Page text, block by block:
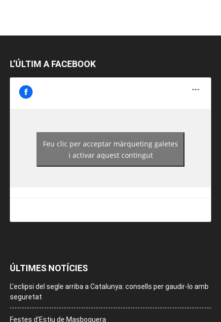
L’ÚLTIM A FACEBOOK
https://www.facebook.com/guiadereus/
Feu clic per acceptar màrqueting galetes
i activar aquest contingut
ÚLTIMES NOTÍCIES
L’eclipsi del segle arriba a Catalunya: consells per gaudir-lo amb
seguretat
Festes d’Estiu de Masboquera